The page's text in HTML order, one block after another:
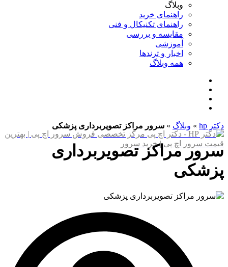
وبلاگ
راهنمای خرید
راهنمای تکنیکال و فنی
مقایسه و بررسی
آموزشی
اخبار و ترندها
همه وبلاگ
دکتر hp » وبلاگ » سرور مراکز تصویربرداری پزشکی
سرور مراکز تصویربرداری
پزشکی